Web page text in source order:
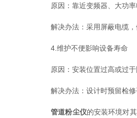
原因：靠近变频器、大功率
解决办法：采用屏蔽电缆，
4.维护不便影响设备寿命
原因：安装位置过高或过于
解决办法：设计时预留检修
管道粉尘仪的安装环境对